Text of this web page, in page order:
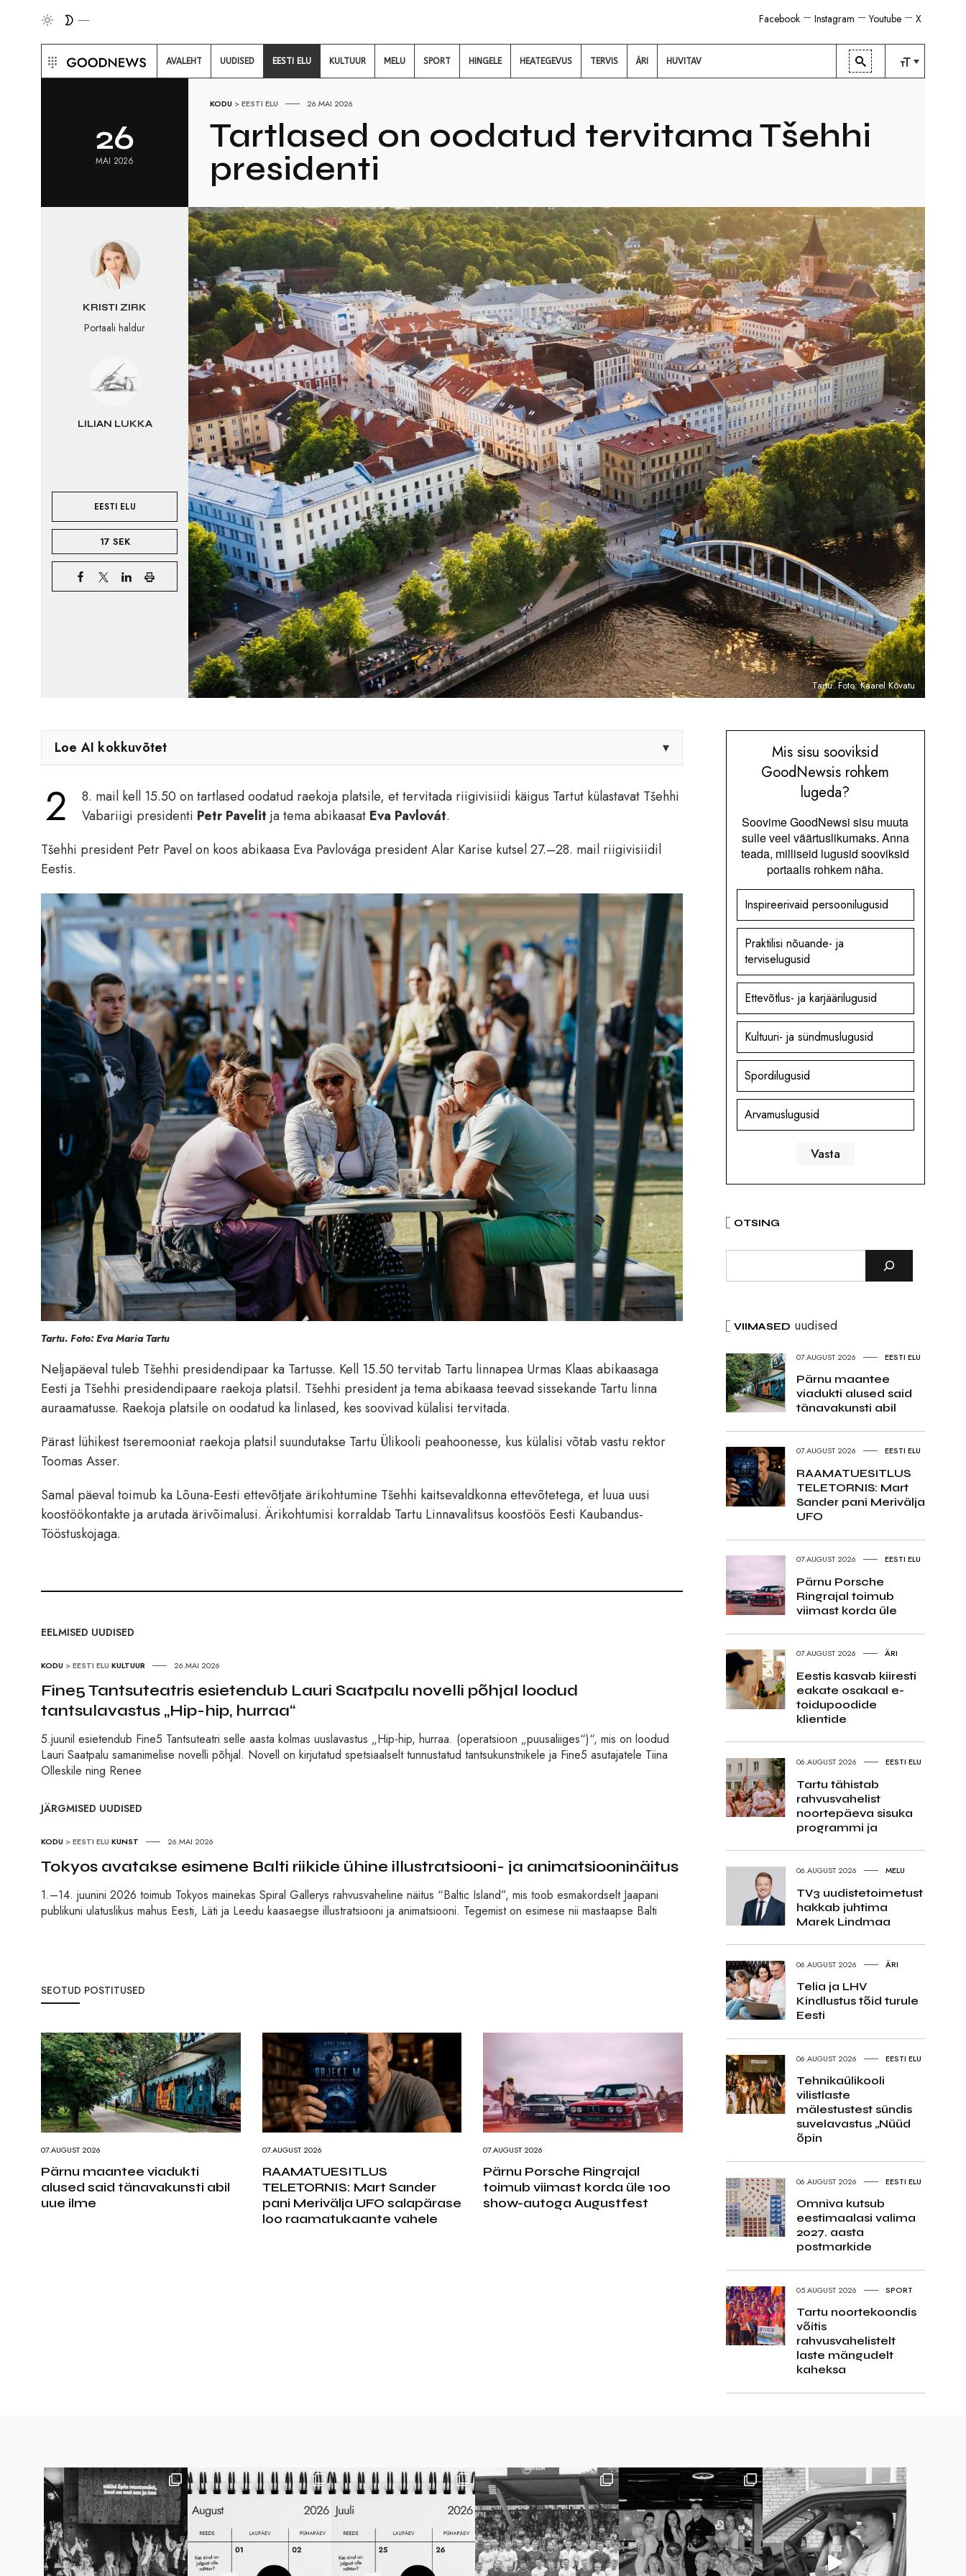
X
Youtube
Instagram
Facebook
AVALEHT UUDISED EESTI ELU KULTUUR MELU SPORT HINGELE HEATEGEVUS TERVIS ÄRI HUVITAV
26
MAI 2026
KODU >EESTI ELU 26.MAI 2026
Tartlased on oodatud tervitama Tšehhi
presidenti
KRISTI ZIRK
Portaali haldur
LILIAN LUKKA
EESTI ELU
17 SEK
Tartu. Foto: Kaarel Kõvatu
Loe AI kokkuvõtet ▾
2
8. mail kell 15.50 on tartlased oodatud raekoja platsile, et tervitada riigivisiidi käigus Tartut külastavat Tšehhi
Vabariigi presidenti Petr Pavelit ja tema abikaasat Eva Pavlovát.
Tšehhi president Petr Pavel on koos abikaasa Eva Pavlovága president Alar Karise kutsel 27.–28. mail riigivisiidil
Eestis.
Tartu. Foto: Eva Maria Tartu
Neljapäeval tuleb Tšehhi presidendipaar ka Tartusse. Kell 15.50 tervitab Tartu linnapea Urmas Klaas abikaasaga
Eesti ja Tšehhi presidendipaare raekoja platsil. Tšehhi president ja tema abikaasa teevad sissekande Tartu linna
auraamatusse. Raekoja platsile on oodatud ka linlased, kes soovivad külalisi tervitada.
Pärast lühikest tseremooniat raekoja platsil suundutakse Tartu Ülikooli peahoonesse, kus külalisi võtab vastu rektor
Toomas Asser.
Samal päeval toimub ka Lõuna-Eesti ettevõtjate ärikohtumine Tšehhi kaitsevaldkonna ettevõtetega, et luua uusi
koostöökontakte ja arutada ärivõimalusi. Ärikohtumisi korraldab Tartu Linnavalitsus koostöös Eesti Kaubandus-
Tööstuskojaga.
EELMISED UUDISED
KODU >EESTI ELU KULTUUR 26.MAI 2026
Fine5 Tantsuteatris esietendub Lauri Saatpalu novelli põhjal loodud
tantsulavastus „Hip-hip, hurraa“
5.juunil esietendub Fine5 Tantsuteatri selle aasta kolmas uuslavastus „Hip-hip, hurraa. (operatsioon „puusaliiges“)“, mis on loodud
Lauri Saatpalu samanimelise novelli põhjal. Novell on kirjutatud spetsiaalselt tunnustatud tantsukunstnikele ja Fine5 asutajatele Tiina
Olleskile ning Renee
JÄRGMISED UUDISED
KODU >EESTI ELU KUNST 26.MAI 2026
Tokyos avatakse esimene Balti riikide ühine illustratsiooni- ja animatsiooninäitus
1.–14. juunini 2026 toimub Tokyos mainekas Spiral Gallerys rahvusvaheline näitus “Baltic Island”, mis toob esmakordselt Jaapani
publikuni ulatuslikus mahus Eesti, Läti ja Leedu kaasaegse illustratsiooni ja animatsiooni. Tegemist on esimese nii mastaapse Balti
SEOTUD POSTITUSED
07.AUGUST 2026
Pärnu maantee viadukti
alused said tänavakunsti abil
uue ilme
07.AUGUST 2026
RAAMATUESITLUS
TELETORNIS: Mart Sander
pani Merivälja UFO salapärase
loo raamatukaante vahele
07.AUGUST 2026
Pärnu Porsche Ringrajal
toimub viimast korda üle 100
show-autoga Augustfest
Mis sisu sooviksid
GoodNewsis rohkem
lugeda?
Soovime GoodNewsi sisu muuta
sulle veel väärtuslikumaks. Anna
teada, milliseid lugusid sooviksid
portaalis rohkem näha.
Inspireerivaid persoonilugusid
Praktilisi nõuande- ja
terviselugusid
Ettevõtlus- ja karjäärilugusid
Kultuuri- ja sündmuslugusid
Spordilugusid
Arvamuslugusid
OTSING
VIIMASED uudised
07.AUGUST 2026 EESTI ELU
Pärnu maantee
viadukti alused said
tänavakunsti abil
07.AUGUST 2026 EESTI ELU
RAAMATUESITLUS
TELETORNIS: Mart
Sander pani Merivälja
UFO
07.AUGUST 2026 EESTI ELU
Pärnu Porsche
Ringrajal toimub
viimast korda üle
07.AUGUST 2026 ÄRI
Eestis kasvab kiiresti
eakate osakaal e-
toidupoodide
klientide
06.AUGUST 2026 EESTI ELU
Tartu tähistab
rahvusvahelist
noortepäeva sisuka
programmi ja
06.AUGUST 2026 MELU
TV3 uudistetoimetust
hakkab juhtima
Marek Lindmaa
06.AUGUST 2026 ÄRI
Telia ja LHV
Kindlustus tõid turule
Eesti
06.AUGUST 2026 EESTI ELU
Tehnikaülikooli
vilistlaste
mälestustest sündis
suvelavastus „Nüüd
õpin
06.AUGUST 2026 EESTI ELU
Omniva kutsub
eestimaalasi valima
2027. aasta
postmarkide
05.AUGUST 2026 SPORT
Tartu noortekoondis
võitis
rahvusvahelistelt
laste mängudelt
kaheksa